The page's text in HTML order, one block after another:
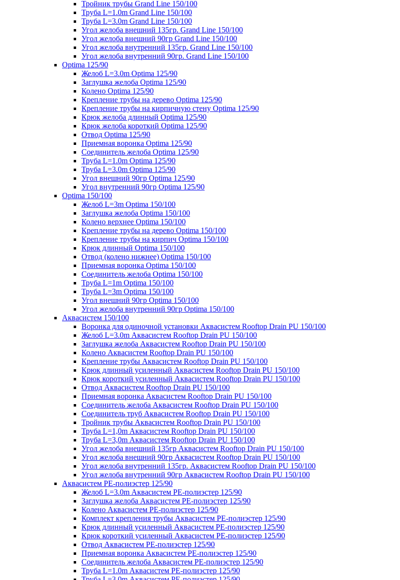
Тройник трубы Grand Line 150/100
Труба L=1.0m Grand Line 150/100
Труба L=3.0m Grand Line 150/100
Угол желоба внешний 135гр. Grand Line 150/100
Угол желоба внешний 90гр Grand Line 150/100
Угол желоба внутренний 135гр. Grand Line 150/100
Угол желоба внутренний 90гр. Grand Line 150/100
Optima 125/90
Желоб L=3.0m Optima 125/90
Заглушка желоба Optima 125/90
Колено Optima 125/90
Крепление трубы на дерево Optima 125/90
Крепление трубы на кирпичную стену Optima 125/90
Крюк желоба длинный Optima 125/90
Крюк желоба короткий Optima 125/90
Отвод Optima 125/90
Приемная воронка Optima 125/90
Соединитель желоба Optima 125/90
Труба L=1.0m Optima 125/90
Труба L=3.0m Optima 125/90
Угол внешний 90гр Optima 125/90
Угол внутренний 90гр Optima 125/90
Optima 150/100
Желоб L=3m Optima 150/100
Заглушка желоба Optima 150/100
Колено верхнее Optima 150/100
Крепление трубы на дерево Optima 150/100
Крепление трубы на кирпич Optima 150/100
Крюк длинный Optima 150/100
Отвод (колено нижнее) Optima 150/100
Приемная воронка Optima 150/100
Соединитель желоба Optima 150/100
Труба L=1m Optima 150/100
Труба L=3m Optima 150/100
Угол внешний 90гр Optima 150/100
Угол желоба внутренний 90гр Optima 150/100
Аквасистем 150/100
Воронка для одиночной установки Аквасистем Rooftop Drain PU 150/100
Желоб L=3.0m Аквасистем Rooftop Drain PU 150/100
Заглушка желоба Аквасистем Rooftop Drain PU 150/100
Колено Аквасистем Rooftop Drain PU 150/100
Крепление трубы Аквасистем Rooftop Drain PU 150/100
Крюк длинный усиленный Аквасистем Rooftop Drain PU 150/100
Крюк короткий усиленный Аквасистем Rooftop Drain PU 150/100
Отвод Аквасистем Rooftop Drain PU 150/100
Приемная воронка Аквасистем Rooftop Drain PU 150/100
Соединитель желоба Аквасистем Rooftop Drain PU 150/100
Соединитель труб Аквасистем Rooftop Drain PU 150/100
Тройник трубы Аквасистем Rooftop Drain PU 150/100
Труба L=1,0m Аквасистем Rooftop Drain PU 150/100
Труба L=3,0m Аквасистем Rooftop Drain PU 150/100
Угол желоба внешний 135гр Аквасистем Rooftop Drain PU 150/100
Угол желоба внешний 90гр Аквасистем Rooftop Drain PU 150/100
Угол желоба внутренний 135гр. Аквасистем Rooftop Drain PU 150/100
Угол желоба внутренний 90гр Аквасистем Rooftop Drain PU 150/100
Аквасистем PE-полиэстер 125/90
Желоб L=3.0m Аквасистем PE-полиэстер 125/90
Заглушка желоба Аквасистем PE-полиэстер 125/90
Колено Аквасистем PE-полиэстер 125/90
Комплект крепления трубы Аквасистем PE-полиэстер 125/90
Крюк длинный усиленный Аквасистем PE-полиэстер 125/90
Крюк короткий усиленный Аквасистем PE-полиэстер 125/90
Отвод Аквасистем РЕ-полиэстер 125/90
Приемная воронка Аквасистем PE-полиэстер 125/90
Соединитель желоба Аквасистем PE-полиэстер 125/90
Труба L=1.0m Аквасистем PE-полиэстер 125/90